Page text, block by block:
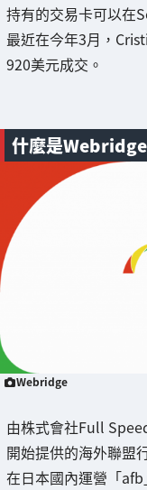
持有的交易卡可以在
最近在今年3月，
920美元成交。
什麼是Webridge
Webridge
由株式會社Full
開始提供的海外聯盟
在日本國內運營「